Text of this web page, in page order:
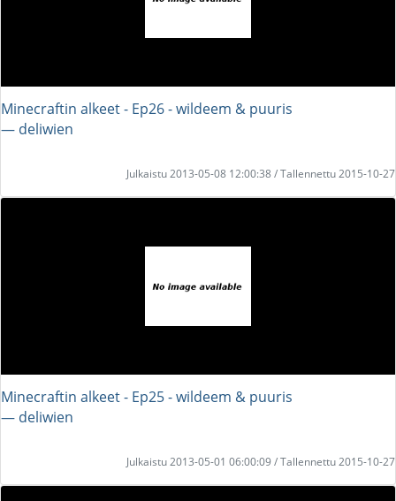
Minecraftin alkeet - Ep26 - wildeem & puuris
― deliwien
Julkaistu 2013-05-08 12:00:38 / Tallennettu 2015-10-27
Minecraftin alkeet - Ep25 - wildeem & puuris
― deliwien
Julkaistu 2013-05-01 06:00:09 / Tallennettu 2015-10-27